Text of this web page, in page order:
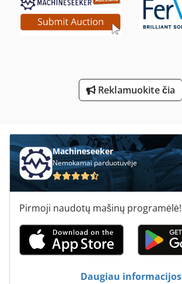
Tekinimo Su Skaitmeniniu Ekranu
Šlifavimo Rato Skersmuo
Reklamuokite čia
Machineseeker
Nemokamai parduotuvėje
Pirmoji naudotų mašinų programėlė!
Daugiau informacijos